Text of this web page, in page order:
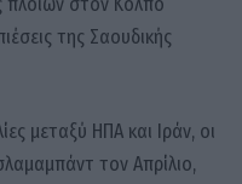
της Σαουδικής
μεταξύ ΗΠΑ και Ιράν, οι
τον Απρίλιο,